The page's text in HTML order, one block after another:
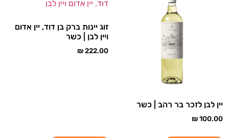
יין לבן לזכר בר רהב | כשר
₪100.00
זוג יינות ברק בן דוד, יין אדום
ויין לבן | כשר
₪222.00